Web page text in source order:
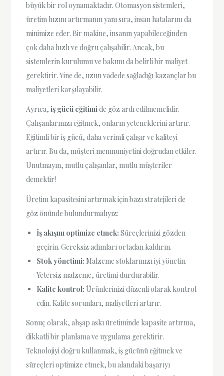
büyük bir rol oynamaktadır. Otomasyon sistemleri,
üretim hızını artırmanın yanı sıra, insan hatalarını da
minimize eder. Bir makine, insanın yapabileceğinden
çok daha hızlı ve doğru çalışabilir. Ancak, bu
sistemlerin kurulumu ve bakımı da belirli bir maliyet
gerektirir. Yine de, uzun vadede sağladığı kazançlar bu
maliyetleri karşılayabilir.
Ayrıca,iş gücü eğitimide göz ardı edilmemelidir.
Çalışanlarınızı eğitmek, onların yeteneklerini artırır.
Eğitimli bir iş gücü, daha verimli çalışır ve kaliteyi
artırır. Bu da, müşteri memnuniyetini doğrudan etkiler.
Unutmayın, mutlu çalışanlar, mutlu müşteriler
demektir!
Üretim kapasitesini artırmak için bazı stratejileri de
göz önünde bulundurmalıyız:
İş akışını optimize etmek: Süreçlerinizi gözden
geçirin. Gereksiz adımları ortadan kaldırın.
Stok yönetimi: Malzeme stoklarınızı iyi yönetin.
Yetersiz malzeme, üretimi durdurabilir.
Kalite kontrol: Ürünlerinizi düzenli olarak kontrol
edin. Kalite sorunları, maliyetleri artırır.
Sonuç olarak, ahşap askı üretiminde kapasite artırma,
dikkatli bir planlama ve uygulama gerektirir.
Teknolojiyi doğru kullanmak, iş gücünü eğitmek ve
süreçleri optimize etmek, bu alandaki başarıyı